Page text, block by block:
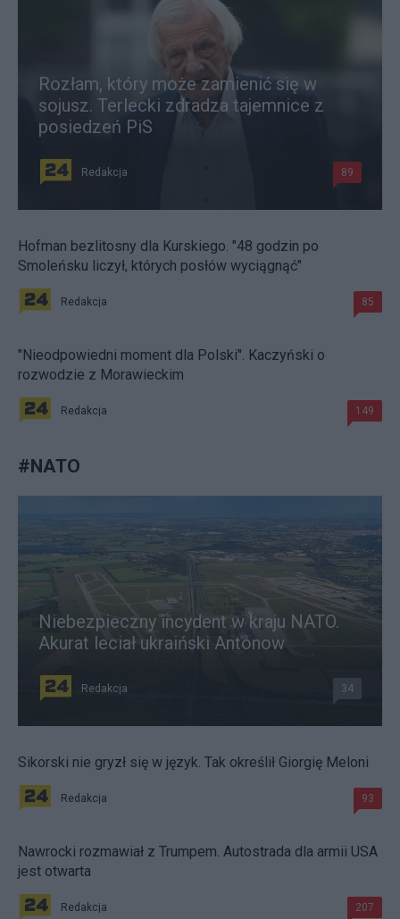
Rozłam, który może zamienić się w
sojusz. Terlecki zdradza tajemnice z
posiedzeń PiS
Redakcja 89
Hofman bezlitosny dla Kurskiego. "48 godzin po
Smoleńsku liczył, których posłów wyciągnąć"
Redakcja 85
"Nieodpowiedni moment dla Polski". Kaczyński o
rozwodzie z Morawieckim
Redakcja 149
#NATO
Niebezpieczny incydent w kraju NATO.
Akurat leciał ukraiński Antonow
Redakcja 34
Sikorski nie gryzł się w język. Tak określił Giorgię Meloni
Redakcja 93
Nawrocki rozmawiał z Trumpem. Autostrada dla armii USA
jest otwarta
Redakcja 207